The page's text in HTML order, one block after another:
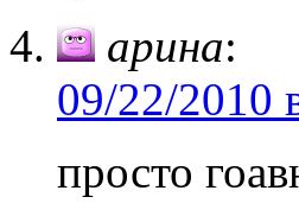
арина:
09/22/2010
просто